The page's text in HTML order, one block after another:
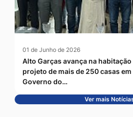
01 de Junho de 2026
Alto Garças avança na
projeto de mais de 250 casas
Governo do…
Ver mais